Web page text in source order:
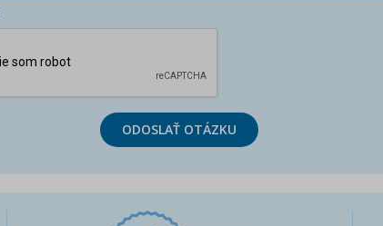
ODOSLAŤ OTÁZKU